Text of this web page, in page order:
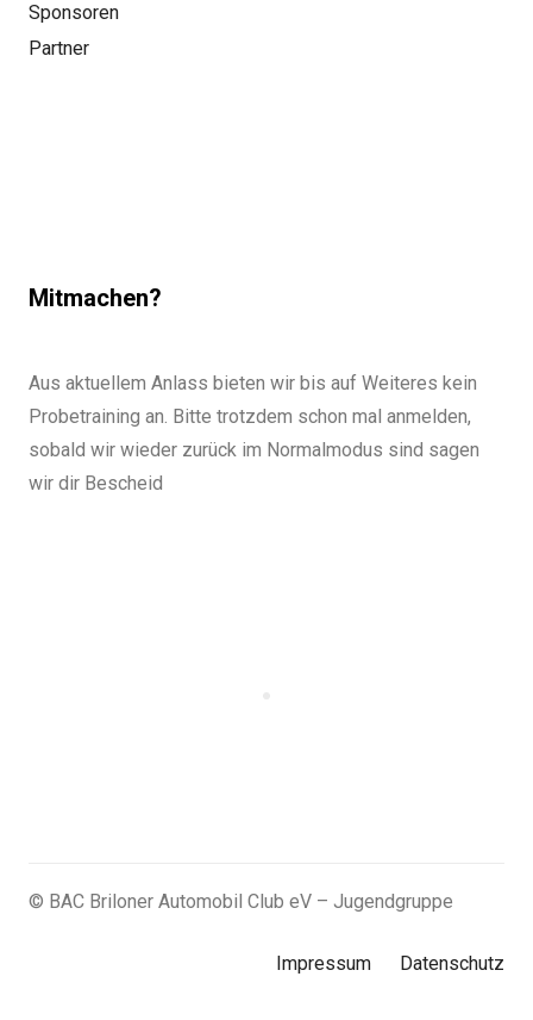
Sponsoren
Partner
Mitmachen?
Aus aktuellem Anlass bieten wir bis auf Weiteres kein
Probetraining an. Bitte trotzdem schon mal anmelden,
sobald wir wieder zurück im Normalmodus sind sagen
wir dir Bescheid
© BAC Briloner Automobil Club eV – Jugendgruppe
Impressum Datenschutz